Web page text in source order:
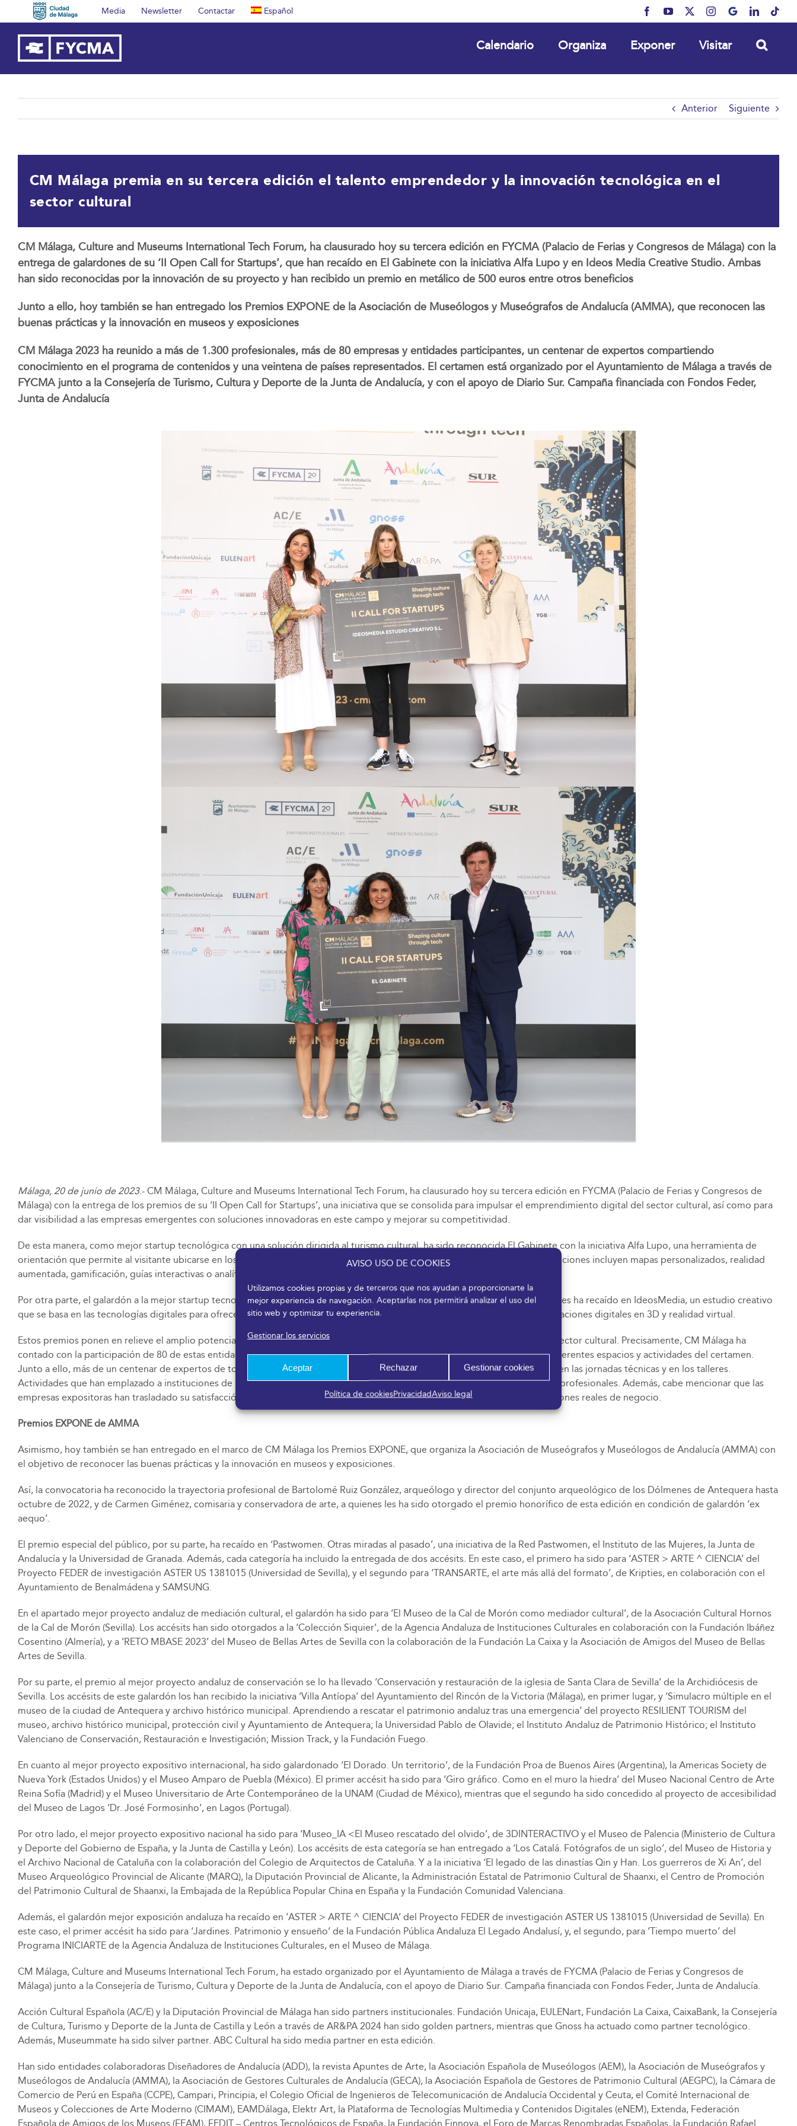
AVISO USO DE COOKIES
Utilizamos cookies propias y de terceros que nos ayudan a proporcionarte la
mejor experiencia de navegación. Aceptarlas nos permitirá analizar el uso del
sitio web y optimizar tu experiencia.
Gestionar los servicios
Aceptar Rechazar Gestionar cookies
Política de cookiesPrivacidadAviso legal
al
contenido
Media Newsletter Contactar Español FacebookYouTube Instagram
MyBusinessLinkedIn
Calendario Organiza Exponer Visitar
Anterior Siguiente
CM Málaga premia en su tercera edición el talento emprendedor y la innovación tecnológica en el
sector cultural
CM Málaga, Culture and Museums International Tech Forum, ha clausurado hoy su tercera edición en FYCMA (Palacio de Ferias y Congresos de Málaga) con la
entrega de galardones de su ‘II Open Call for Startups’, que han recaído en El Gabinete con la iniciativa Alfa Lupo y en Ideos Media Creative Studio. Ambas
han sido reconocidas por la innovación de su proyecto y han recibido un premio en metálico de 500 euros entre otros beneficios
Junto a ello, hoy también se han entregado los Premios EXPONE de la Asociación de Museólogos y Museógrafos de Andalucía (AMMA), que reconocen las
buenas prácticas y la innovación en museos y exposiciones
CM Málaga 2023 ha reunido a más de 1.300 profesionales, más de 80 empresas y entidades participantes, un centenar de expertos compartiendo
conocimiento en el programa de contenidos y una veintena de países representados. El certamen está organizado por el Ayuntamiento de Málaga a través de
FYCMA junto a la Consejería de Turismo, Cultura y Deporte de la Junta de Andalucía, y con el apoyo de Diario Sur. Campaña financiada con Fondos Feder,
Junta de Andalucía
Málaga, 20 de junio de 2023.- CM Málaga, Culture and Museums International Tech Forum, ha clausurado hoy su tercera edición en FYCMA (Palacio de Ferias y Congresos de
Málaga) con la entrega de los premios de su ‘II Open Call for Startups’, una iniciativa que se consolida para impulsar el emprendimiento digital del sector cultural, así como para
dar visibilidad a las empresas emergentes con soluciones innovadoras en este campo y mejorar su competitividad.
De esta manera, como mejor startup tecnológica con una solución dirigida al turismo cultural, ha sido reconocida El Gabinete con la iniciativa Alfa Lupo, una herramienta de
orientación que permite al visitante ubicarse en los espacios patrimoniales, proveyendo rutas y contenidos. Algunas de sus funciones incluyen mapas personalizados, realidad
aumentada, gamificación, guías interactivas o analíticas de asistencia.
Por otra parte, el galardón a la mejor startup tecnológica con una solución dirigida a museos, instituciones y entidades culturales ha recaído en IdeosMedia, un estudio creativo
que se basa en las tecnologías digitales para ofrecer servicios de comunicación visual, patrimonio cultural y exposiciones y creaciones digitales en 3D y realidad virtual.
Estos premios ponen en relieve el amplio potencial de las empresas que están desarrollando innovación y tecnología para el sector cultural. Precisamente, CM Málaga ha
contado con la participación de 80 de estas entidades que han aportado tendencias, claves y soluciones innovadoras en los diferentes espacios y actividades del certamen.
Junto a ello, más de un centenar de expertos de todo el mundo han compartido conocimiento y experiencias en el simposio, en las jornadas técnicas y en los talleres.
Actividades que han emplazado a instituciones de más de una veintena de países y han atraído en esta edición a más de 1.300 profesionales. Además, cabe mencionar que las
empresas expositoras han trasladado su satisfacción a la organización por el amplio número de contactos realizados y las opciones reales de negocio.
Premios EXPONE de AMMA
Asimismo, hoy también se han entregado en el marco de CM Málaga los Premios EXPONE, que organiza la Asociación de Museógrafos y Museólogos de Andalucía (AMMA) con
el objetivo de reconocer las buenas prácticas y la innovación en museos y exposiciones.
Así, la convocatoria ha reconocido la trayectoria profesional de Bartolomé Ruiz González, arqueólogo y director del conjunto arqueológico de los Dólmenes de Antequera hasta
octubre de 2022, y de Carmen Giménez, comisaria y conservadora de arte, a quienes les ha sido otorgado el premio honorífico de esta edición en condición de galardón ‘ex
aequo’.
El premio especial del público, por su parte, ha recaído en ‘Pastwomen. Otras miradas al pasado’, una iniciativa de la Red Pastwomen, el Instituto de las Mujeres, la Junta de
Andalucía y la Universidad de Granada. Además, cada categoría ha incluido la entregada de dos accésits. En este caso, el primero ha sido para ‘ASTER > ARTE ^ CIENCIA’ del
Proyecto FEDER de investigación ASTER US 1381015 (Universidad de Sevilla), y el segundo para ‘TRANSARTE, el arte más allá del formato’, de Kripties, en colaboración con el
Ayuntamiento de Benalmádena y SAMSUNG.
En el apartado mejor proyecto andaluz de mediación cultural, el galardón ha sido para ‘El Museo de la Cal de Morón como mediador cultural’, de la Asociación Cultural Hornos
de la Cal de Morón (Sevilla). Los accésits han sido otorgados a la ‘Colección Siquier’, de la Agencia Andaluza de Instituciones Culturales en colaboración con la Fundación Ibáñez
Cosentino (Almería), y a ‘RETO MBASE 2023’ del Museo de Bellas Artes de Sevilla con la colaboración de la Fundación La Caixa y la Asociación de Amigos del Museo de Bellas
Artes de Sevilla.
Por su parte, el premio al mejor proyecto andaluz de conservación se lo ha llevado ‘Conservación y restauración de la iglesia de Santa Clara de Sevilla’ de la Archidiócesis de
Sevilla. Los accésits de este galardón los han recibido la iniciativa ‘Villa Antíopa’ del Ayuntamiento del Rincón de la Victoria (Málaga), en primer lugar, y ‘Simulacro múltiple en el
museo de la ciudad de Antequera y archivo histórico municipal. Aprendiendo a rescatar el patrimonio andaluz tras una emergencia’ del proyecto RESILIENT TOURISM del
museo, archivo histórico municipal, protección civil y Ayuntamiento de Antequera; la Universidad Pablo de Olavide; el Instituto Andaluz de Patrimonio Histórico; el Instituto
Valenciano de Conservación, Restauración e Investigación; Mission Track, y la Fundación Fuego.
En cuanto al mejor proyecto expositivo internacional, ha sido galardonado ‘El Dorado. Un territorio’, de la Fundación Proa de Buenos Aires (Argentina), la Americas Society de
Nueva York (Estados Unidos) y el Museo Amparo de Puebla (México). El primer accésit ha sido para ‘Giro gráfico. Como en el muro la hiedra’ del Museo Nacional Centro de Arte
Reina Sofía (Madrid) y el Museo Universitario de Arte Contemporáneo de la UNAM (Ciudad de México), mientras que el segundo ha sido concedido al proyecto de accesibilidad
del Museo de Lagos ‘Dr. José Formosinho’, en Lagos (Portugal).
Por otro lado, el mejor proyecto expositivo nacional ha sido para ‘Museo_IA <El Museo rescatado del olvido’, de 3DINTERACTIVO y el Museo de Palencia (Ministerio de Cultura
y Deporte del Gobierno de España, y la Junta de Castilla y León). Los accésits de esta categoría se han entregado a ‘Los Catalá. Fotógrafos de un siglo’, del Museo de Historia y
el Archivo Nacional de Cataluña con la colaboración del Colegio de Arquitectos de Cataluña. Y a la iniciativa ‘El legado de las dinastías Qin y Han. Los guerreros de Xi An’, del
Museo Arqueológico Provincial de Alicante (MARQ), la Diputación Provincial de Alicante, la Administración Estatal de Patrimonio Cultural de Shaanxi, el Centro de Promoción
del Patrimonio Cultural de Shaanxi, la Embajada de la República Popular China en España y la Fundación Comunidad Valenciana.
Además, el galardón mejor exposición andaluza ha recaído en ‘ASTER > ARTE ^ CIENCIA’ del Proyecto FEDER de investigación ASTER US 1381015 (Universidad de Sevilla). En
este caso, el primer accésit ha sido para ‘Jardines. Patrimonio y ensueño’ de la Fundación Pública Andaluza El Legado Andalusí, y, el segundo, para ‘Tiempo muerto’ del
Programa INICIARTE de la Agencia Andaluza de Instituciones Culturales, en el Museo de Málaga.
CM Málaga, Culture and Museums International Tech Forum, ha estado organizado por el Ayuntamiento de Málaga a través de FYCMA (Palacio de Ferias y Congresos de
Málaga) junto a la Consejería de Turismo, Cultura y Deporte de la Junta de Andalucía, con el apoyo de Diario Sur. Campaña financiada con Fondos Feder, Junta de Andalucía.
Acción Cultural Española (AC/E) y la Diputación Provincial de Málaga han sido partners institucionales. Fundación Unicaja, EULENart, Fundación La Caixa, CaixaBank, la Consejería
de Cultura, Turismo y Deporte de la Junta de Castilla y León a través de AR&PA 2024 han sido golden partners, mientras que Gnoss ha actuado como partner tecnológico.
Además, Museummate ha sido silver partner. ABC Cultural ha sido media partner en esta edición.
Han sido entidades colaboradoras Diseñadores de Andalucía (ADD), la revista Apuntes de Arte, la Asociación Española de Museólogos (AEM), la Asociación de Museógrafos y
Museólogos de Andalucía (AMMA), la Asociación de Gestores Culturales de Andalucía (GECA), la Asociación Española de Gestores de Patrimonio Cultural (AEGPC), la Cámara de
Comercio de Perú en España (CCPE), Campari, Principia, el Colegio Oficial de Ingenieros de Telecomunicación de Andalucía Occidental y Ceuta, el Comité Internacional de
Museos y Colecciones de Arte Moderno (CIMAM), EAMDálaga, Elektr Art, la Plataforma de Tecnologías Multimedia y Contenidos Digitales (eNEM), Extenda, Federación
Española de Amigos de los Museos (FEAM), FEDIT – Centros Tecnológicos de España, la Fundación Finnova, el Foro de Marcas Renombradas Españolas, la Fundación Rafael